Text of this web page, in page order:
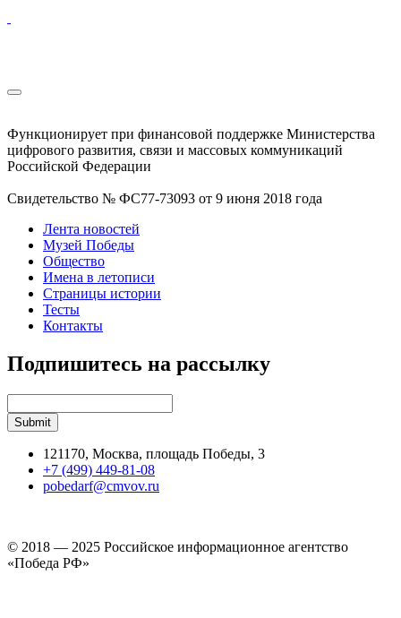
Функционирует при финансовой поддержке Министерства
цифрового развития, связи и массовых коммуникаций
Российской Федерации
Свидетельство № ФС77-73093 от 9 июня 2018 года
Лента новостей
Музей Победы
Общество
Имена в летописи
Страницы истории
Тесты
Контакты
Подпишитесь на рассылку
121170, Москва, площадь Победы, 3
+7 (499) 449-81-08
pobedarf@cmvov.ru
© 2018 — 2025 Российское информационное агентство
«Победа РФ»